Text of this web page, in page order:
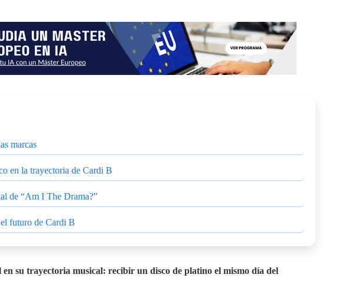
marcas
en la trayectoria de Cardi B
de “Am I The Drama?”
futuro de Cardi B
su trayectoria musical: recibir un disco de platino el mismo día del